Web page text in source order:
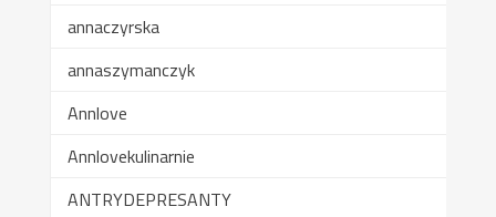
annaczyrska
annaszymanczyk
Annlove
Annlovekulinarnie
ANTRYDEPRESANTY